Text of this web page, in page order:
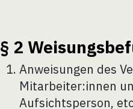
§ 2
Anweisungen des
Mitarbeiter:innen
Aufsichtsperson,